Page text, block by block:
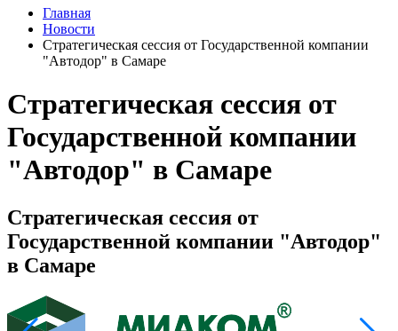
Главная
Новости
Стратегическая сессия от Государственной компании
"Автодор" в Самаре
Стратегическая сессия от
Государственной компании
"Автодор" в Самаре
Стратегическая сессия от
Государственной компании "Автодор"
в Самаре